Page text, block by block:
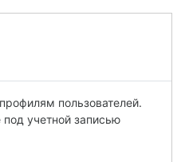
пользователей.
учетной записью